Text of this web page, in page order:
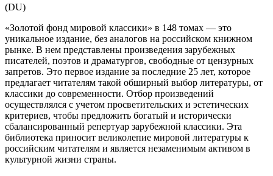
(DU)
«Золотой фонд мировой классики» в 148 томах — это
уникальное издание, без аналогов на российском книжном
рынке. В нем представлены произведения зарубежных
писателей, поэтов и драматургов, свободные от цензурных
запретов. Это первое издание за последние 25 лет, которое
предлагает читателям такой обширный выбор литературы, от
классики до современности. Отбор произведений
осуществлялся с учетом просветительских и эстетических
критериев, чтобы предложить богатый и исторически
сбалансированный репертуар зарубежной классики. Эта
библиотека приносит великолепие мировой литературы к
российским читателям и является незаменимым активом в
культурной жизни страны.